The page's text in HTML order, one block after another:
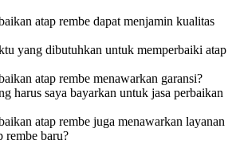
atap rembe dapat menjamin kualitas
yang dibutuhkan untuk memperbaiki atap
atap rembe menawarkan garansi?
harus saya bayarkan untuk jasa perbaikan
atap rembe juga menawarkan layanan
rembe baru?